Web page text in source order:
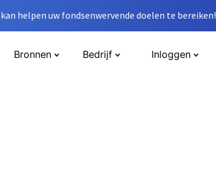
helpen uw fondsenwervende doelen te bereiken!
Bronnen Bedrijf Inloggen